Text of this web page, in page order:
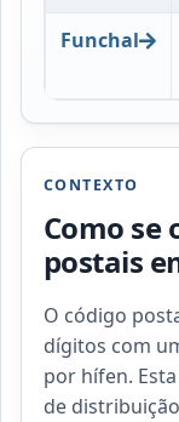
Funchal
CONTEXTO
Como se
postais
O código
dígitos com
por hífen.
de